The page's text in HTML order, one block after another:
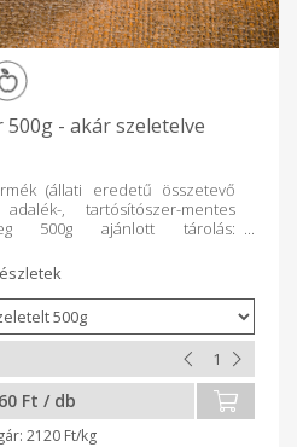
- akár szeletelve
(állati eredetű összetevő
, tartósítószer-mentes
500g ajánlott tárolás:
tönkölybúzaliszt*, víz,
ellenőrzött ökológiai
100g termék átlagos tápértéke:
2,8g Amelyből telített zsírsavak
1,1g Rost 6,3g Fehérje 10,5g
Ft / db
2120 Ft/kg